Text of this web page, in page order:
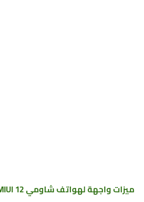
ميزات واجهة لهواتف شاومي MIUI 12